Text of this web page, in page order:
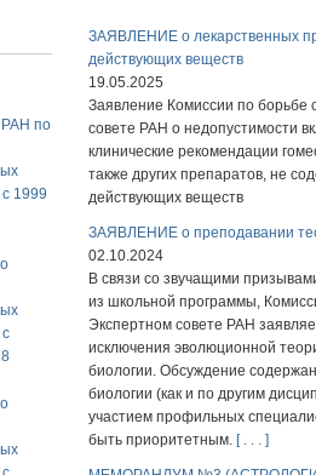
РАН по
1999
ЗАЯВЛЕНИЕ о лекарственных
действующих веществ
19.05.2025
Заявление Комиссии по борьбе
совете РАН о недопустимости
клинические рекомендации
также других препаратов, не
действующих веществ
ЗАЯВЛЕНИЕ о преподавании
02.10.2024
В связи со звучащими
из школьной программы,
Экспертном совете РАН
исключения эволюционной
биологии. Обсуждение
биологии (как и по другим
участием профильных
быть приоритетным. [ . . . ]